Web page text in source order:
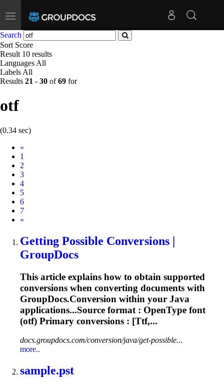
Toggle
navigation
Search
Sort Score
Result 10 results
Languages All
Labels All
Results 21 - 30 of69 for
otf
(0.34 sec)
«
1
2
3
4
5
6
7
Next
»
Getting Possible Conversions |
GroupDocs
This article explains how to obtain supported
conversions when converting documents with
GroupDocs.Conversion within your Java
applications...Source format : OpenType font
(otf) Primary conversions : [Ttf,...
docs.groupdocs.com/conversion/java/get-possible...
more..
sample.pst